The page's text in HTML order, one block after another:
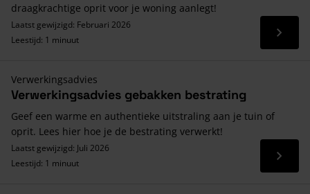
draagkrachtige oprit voor je woning aanlegt!
Laatst gewijzigd: Februari 2026
Leestijd: 1 minuut
Lees
Verwerkingsadvies
Verwerkingsadvies gebakken bestrating
Geef een warme en authentieke uitstraling aan je tuin of
oprit. Lees hier hoe je de bestrating verwerkt!
Laatst gewijzigd: Juli 2026
Leestijd: 1 minuut
Lees